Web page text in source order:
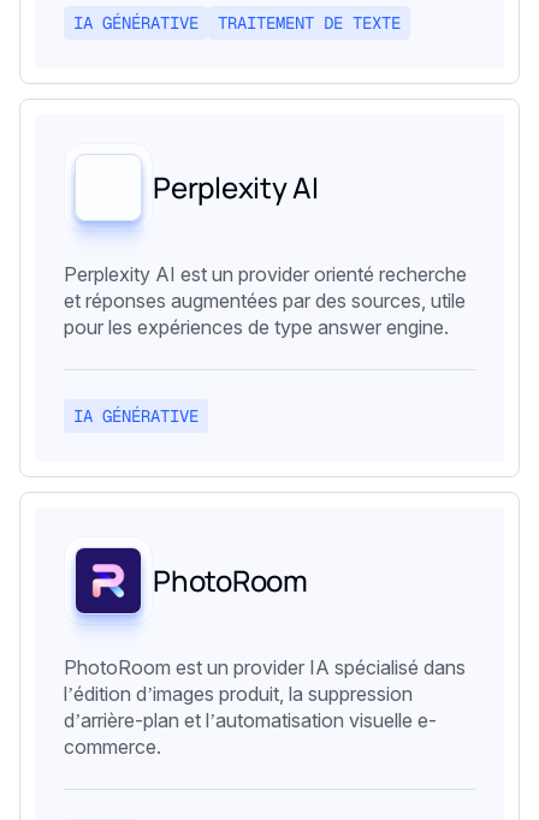
IA GÉNÉRATIVE TRAITEMENT DE TEXTE
Perplexity AI
Perplexity AI est un provider orienté recherche
et réponses augmentées par des sources, utile
pour les expériences de type answer engine.
IA GÉNÉRATIVE
PhotoRoom
PhotoRoom est un provider IA spécialisé dans
l’édition d’images produit, la suppression
d’arrière-plan et l’automatisation visuelle e-
commerce.